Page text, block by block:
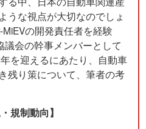
うな視点が大切なのでしょ
の開発責任者を経験
議会の幹事メンバーとして
を迎えるにあたり、自動車
残り策について、筆者の考
規制動向】